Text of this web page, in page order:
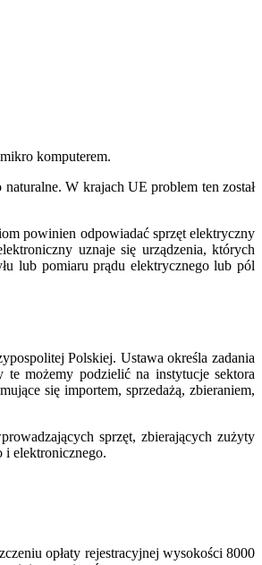
komputerem.
W krajach UE problem ten został
powinien odpowiadać sprzęt elektryczny
uznaje się urządzenia, których
lub pomiaru prądu elektrycznego lub pól
Polskiej. Ustawa określa zadania
możemy podzielić na instytucje sektora
się importem, sprzedażą, zbieraniem,
sprzęt, zbierających zużyty
i elektronicznego.
opłaty rejestracyjnej wysokości 8000